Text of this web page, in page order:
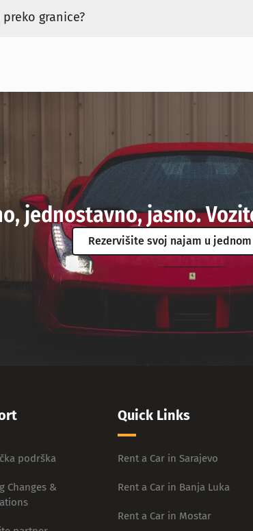
granice?
jednostavno, jasno.
Rezervišite svoj najam u
podrška
Changes &
Quick Links
Rent a Car in Sarajevo
Rent a Car in Banja Luka
Rent a Car in Mostar